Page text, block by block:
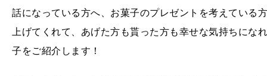
話になっている方へ、お菓子のプレゼントを考えている
上げてくれて、あげた方も貰った方も幸せな気持ちに
子をご紹介します！